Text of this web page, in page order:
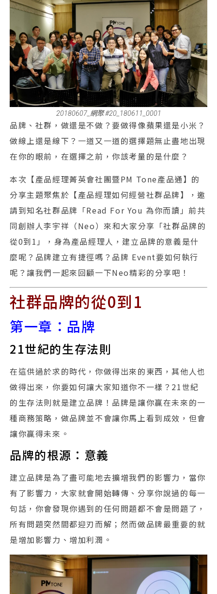
20180607_網聚 #20_180611_0001
品牌、社群，做還是不做？要做得像蘋果還是小米？
做線上還是線下？一道又一道的選擇題無止盡地出現
在你的眼前，在選擇之前，你該考量的是什麼？
本次【產品經理菁英會社團暨PM Tone產品通】的
分享主題聚焦於【產品經理如何經營社群品牌】，邀
請到知名社群品牌「Read For You 為你而讀」前共
同創辦人李宇祥（Neo）來和大家分享「社群品牌的
從0到1」，身為產品經理人，建立品牌的意義是什
麼呢？品牌建立有捷徑嗎？品牌 Event要如何執行
呢？讓我們一起來回顧一下Neo精彩的分享吧！
社群品牌的從0到1
第一章：品牌
21世紀的生存法則
在這供過於求的時代，你做得出來的東西，其他人也
做得出來，你要如何讓大家知道你不一樣？21世紀
的生存法則就是建立品牌！品牌是讓你贏在未來的一
種商務策略，做品牌並不會讓你馬上看到成效，但會
讓你贏得未來。
品牌的根源：意義
建立品牌是為了盡可能地去擴增我們的影響力，當你
有了影響力，大家就會開始轉傳、分享你說過的每一
句話，你會發現你遇到的任何問題都不會是問題了，
所有問題突然間都迎刃而解；然而做品牌最重要的就
是增加影響力、增加利潤。